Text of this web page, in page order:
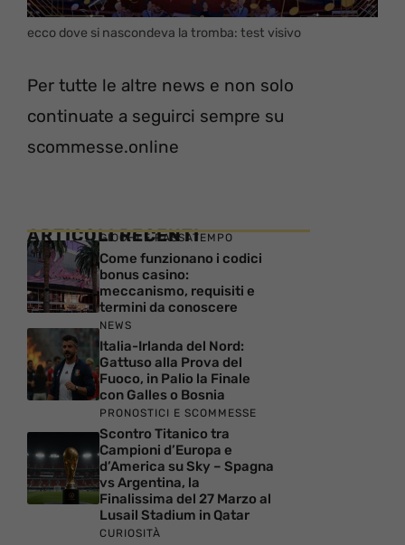
ecco dove si nascondeva la tromba: test visivo
Per tutte le altre news e non solo
continuate a seguirci sempre su
scommesse.online
ARTICOLI RECENTI
GIOCHI E PASSATEMPO
Come funzionano i codici
bonus casino:
meccanismo, requisiti e
termini da conoscere
NEWS
Italia-Irlanda del Nord:
Gattuso alla Prova del
Fuoco, in Palio la Finale
con Galles o Bosnia
PRONOSTICI E SCOMMESSE
Scontro Titanico tra
Campioni d’Europa e
d’America su Sky – Spagna
vs Argentina, la
Finalissima del 27 Marzo al
Lusail Stadium in Qatar
CURIOSITÀ